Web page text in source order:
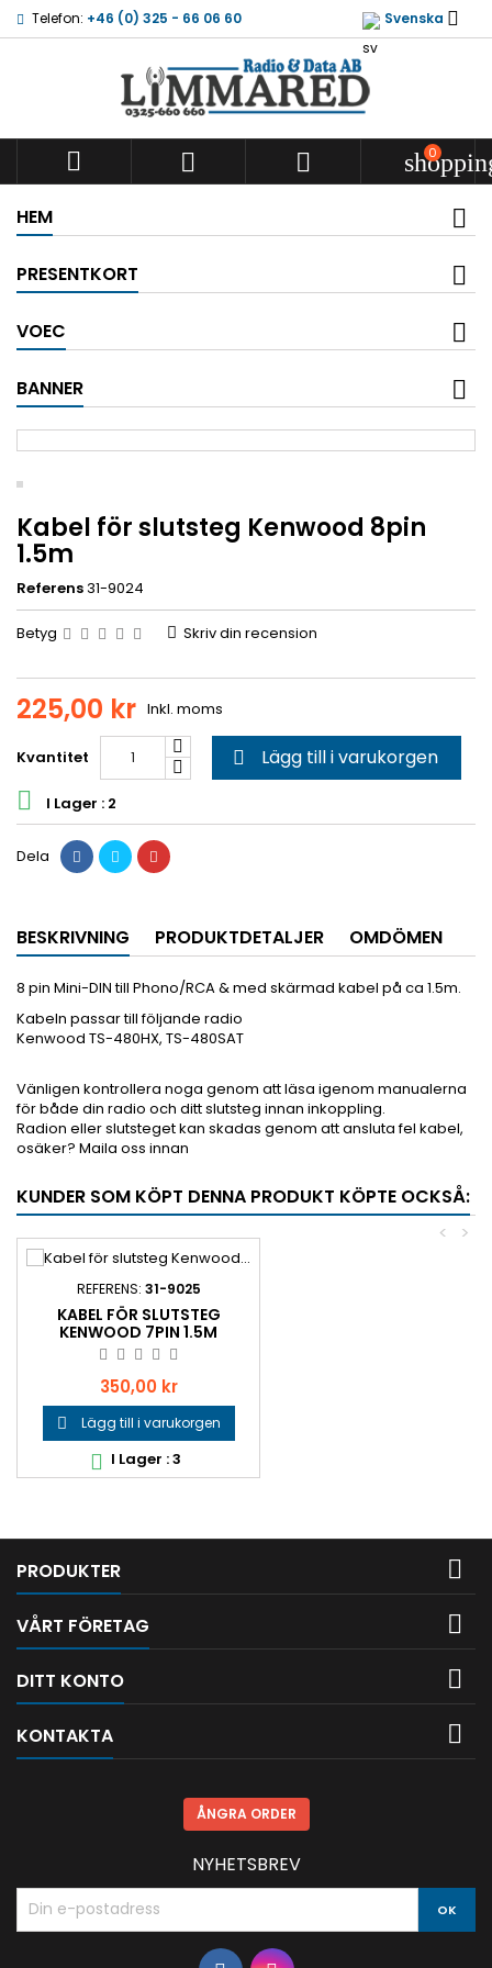
Telefon: +46 (0) 325 - 66 06 60 Svenska 
   0
HEM
PRESENTKORT
VOEC
BANNER
Kabel för slutsteg Kenwood 8pin
1.5m
Referens31-9024
Betyg Skriv din recension
225,00 kr Inkl. moms
Kvantitet  Lägg till i varukorgen
 I Lager : 2
Dela
BESKRIVNING PRODUKTDETALJER OMDÖMEN
8 pin Mini-DIN till Phono/RCA & med skärmad kabel på ca 1.5m.
Kabeln passar till följande radio
Kenwood TS-480HX, TS-480SAT
Vänligen kontrollera noga genom att läsa igenom manualerna
för både din radio och ditt slutsteg innan inkoppling.
Radion eller slutsteget kan skadas genom att ansluta fel kabel,
osäker? Maila oss innan
KUNDER SOM KÖPT DENNA PRODUKT KÖPTE OCKSÅ:
>
<
REFERENS: 31-9025
KABEL FÖR SLUTSTEG
KENWOOD 7PIN 1.5M
Pris
350,00 kr
 Lägg till i varukorgen
 I Lager : 3
PRODUKTER 
VÅRT FÖRETAG 
DITT KONTO 
KONTAKTA 
ÅNGRA ORDER
NYHETSBREV